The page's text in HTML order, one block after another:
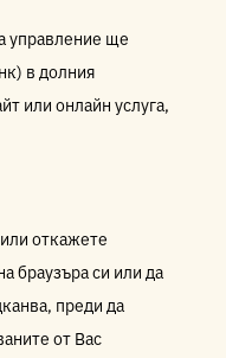
управление ще
в долния
или онлайн услуга,
откажете
браузъра си или да
преди да
от Вас